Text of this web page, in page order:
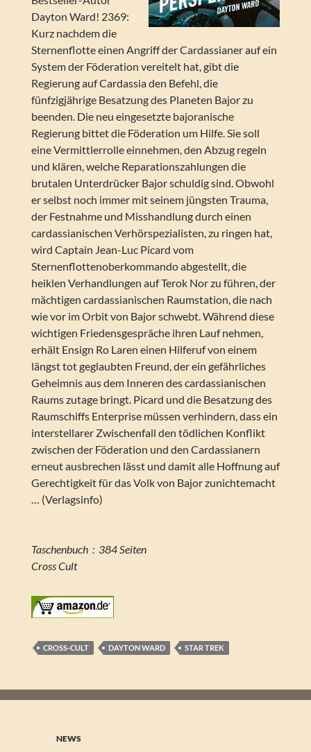
Dayton Ward! 2369:
Kurz nachdem die
Sternenflotte einen Angriff der Cardassianer auf ein
System der Föderation vereitelt hat, gibt die
Regierung auf Cardassia den Befehl, die
fünfzigjährige Besatzung des Planeten Bajor zu
beenden. Die neu eingesetzte bajoranische
Regierung bittet die Föderation um Hilfe. Sie soll
eine Vermittlerrolle einnehmen, den Abzug regeln
und klären, welche Reparationszahlungen die
brutalen Unterdrücker Bajor schuldig sind. Obwohl
er selbst noch immer mit seinem jüngsten Trauma,
der Festnahme und Misshandlung durch einen
cardassianischen Verhörspezialisten, zu ringen hat,
wird Captain Jean-Luc Picard vom
Sternenflottenoberkommando abgestellt, die
heiklen Verhandlungen auf Terok Nor zu führen, der
mächtigen cardassianischen Raumstation, die nach
wie vor im Orbit von Bajor schwebt. Während diese
wichtigen Friedensgespräche ihren Lauf nehmen,
erhält Ensign Ro Laren einen Hilferuf von einem
längst tot geglaubten Freund, der ein gefährliches
Geheimnis aus dem Inneren des cardassianischen
Raums zutage bringt. Picard und die Besatzung des
Raumschiffs Enterprise müssen verhindern, dass ein
interstellarer Zwischenfall den tödlichen Konflikt
zwischen der Föderation und den Cardassianern
erneut ausbrechen lässt und damit alle Hoffnung auf
Gerechtigkeit für das Volk von Bajor zunichtemacht
… (Verlagsinfo)
Taschenbuch ‏ : ‎ 384 Seiten
Cross Cult
CROSS-CULT DAYTON WARD STAR TREK
NEWS